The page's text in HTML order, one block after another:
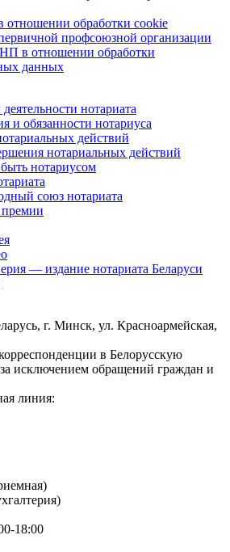
отношении обработки cookie
профсоюзной организации
в отношении обработки
данных
нотариата
и обязанности нотариуса
действий
нотариальных действий
нотариусом
союз нотариата
— издание нотариата Беларуси
г. Минск, ул. Красноармейская,
в Белорусскую
исключением обращений граждан и
линия:
18:00